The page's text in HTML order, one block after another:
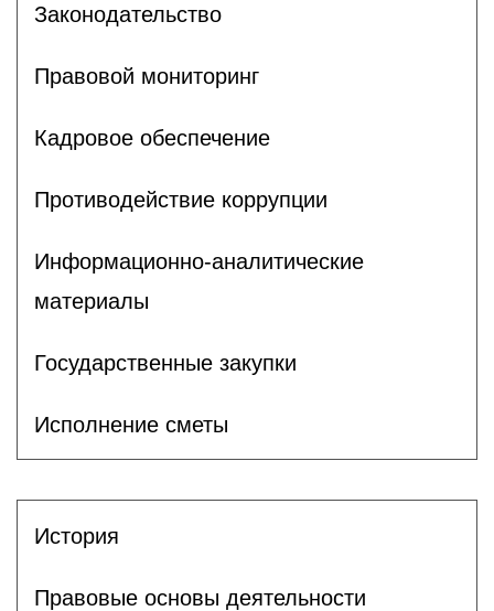
Законодательство
Правовой мониторинг
Кадровое обеспечение
Противодействие коррупции
Информационно-аналитические
материалы
Государственные закупки
Исполнение сметы
История
Правовые основы деятельности